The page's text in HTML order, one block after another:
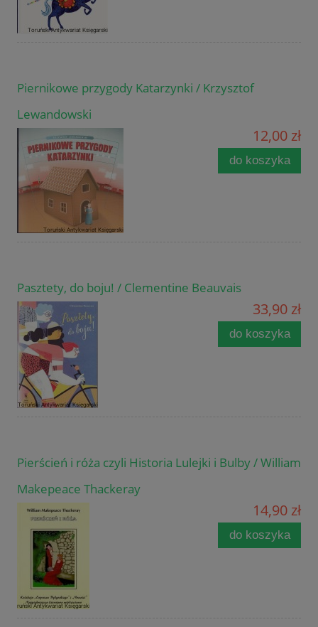
Piernikowe przygody Katarzynki / Krzysztof
Lewandowski
12,00 zł
do koszyka
Pasztety, do boju! / Clementine Beauvais
33,90 zł
do koszyka
Pierścień i róża czyli Historia Lulejki i Bulby / William
Makepeace Thackeray
14,90 zł
do koszyka